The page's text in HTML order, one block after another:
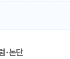
·논단